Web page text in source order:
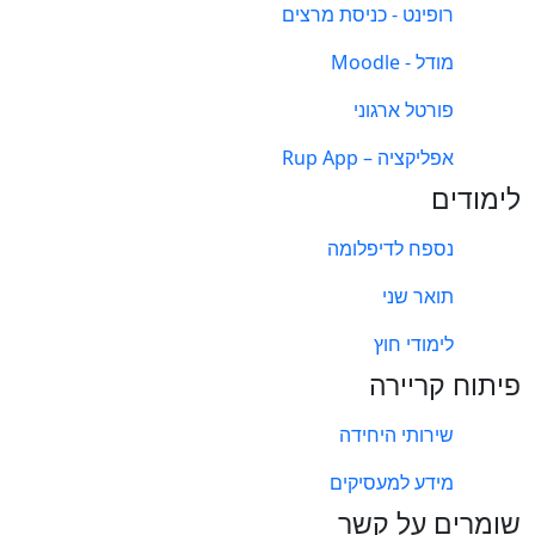
רופינט - כניסת מרצים
מודל - Moodle
פורטל ארגוני
אפליקציה – Rup App
לימודים
נספח לדיפלומה
תואר שני
לימודי חוץ
פיתוח קריירה
שירותי היחידה
מידע למעסיקים
שומרים על קשר